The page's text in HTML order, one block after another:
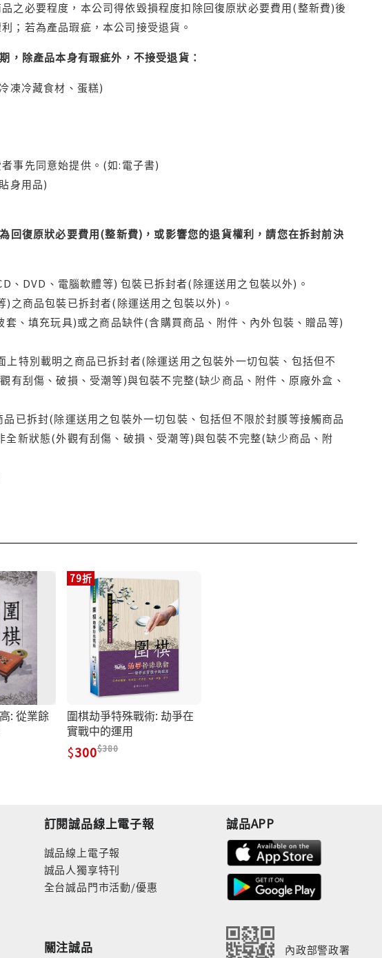
之必要程度，本公司得依毀損程度扣除回復原狀必要費用(整新費)後
；若為產品瑕疵，本公司接受退貨。
，除產品本身有瑕疵外，不接受退貨：
凍冷藏食材、蛋糕)
事先同意始提供。(如:電子書)
身用品)
回復原狀必要費用(整新費)，或影響您的退貨權利，請您在拆封前決
、DVD、電腦軟體等) 包裝已拆封者(除運送用之包裝以外)。
之商品包裝已拆封者(除運送用之包裝以外)。
、填充玩具)或之商品缺件(含購買商品、附件、內外包裝、贈品等)
特別載明之商品已拆封者(除運送用之包裝外一切包裝、包括但不
刮傷、破損、受潮等)與包裝不完整(缺少商品、附件、原廠外盒、
已拆封(除運送用之包裝外一切包裝、包括但不限於封膜等接觸商品
新狀態(外觀有刮傷、破損、受潮等)與包裝不完整(缺少商品、附
: 從業餘
79折
圍棋劫爭特殊戰術: 劫爭在
實戰中的運用
300 380
訂閱誠品線上電子報
誠品線上電子報
誠品人獨享特刊
全台誠品門市活動/優惠
關注誠品
誠品APP
內政部警政署